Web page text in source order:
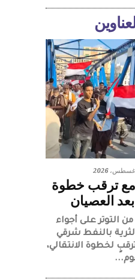
ترقب خطوة
بعد العصيان
التوتر على أجواء
بالنفط شرقي
لخطوة الانتقالي،